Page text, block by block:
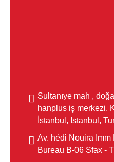
Sultanıye mah ,
hanplus iş merkezi.
İstanbul, Istanbul,
Av. hédi Nouira
Bureau B-06 Sfax -